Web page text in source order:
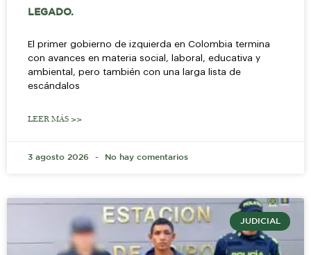
LEGADO.
El primer gobierno de izquierda en Colombia termina
con avances en materia social, laboral, educativa y
ambiental, pero también con una larga lista de
escándalos
LEER MÁS >>
3 agosto 2026 No hay comentarios
JUDICIAL